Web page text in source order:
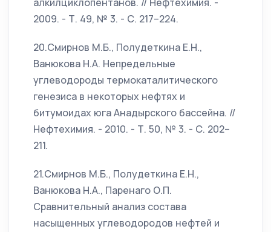
2009. - Т. 49, № 3. - С. 217–224.
20.Смирнов М.Б., Полудеткина Е.Н.,
Ванюкова Н.А. Непредельные
углеводороды термокаталитического
генезиса в некоторых нефтях и
битумоидах юга Анадырского бассейна. //
Нефтехимия. - 2010. - Т. 50, № 3. - С. 202–
211.
21.Смирнов М.Б., Полудеткина Е.Н.,
Ванюкова Н.А., Паренаго О.П.
Сравнительный анализ состава
насыщенных углеводородов нефтей и